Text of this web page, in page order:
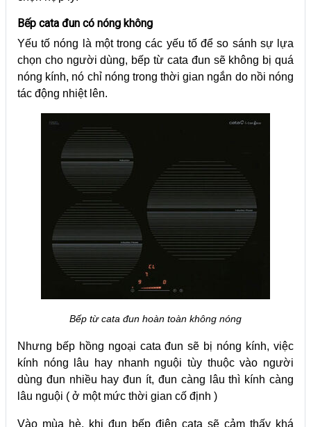
Bếp cata đun có nóng không
Yếu tố nóng là một trong các yếu tố để so sánh sự lựa
chọn cho người dùng, bếp từ cata đun sẽ không bị quá
nóng kính, nó chỉ nóng trong thời gian ngắn do nồi nóng
tác động nhiệt lên.
Bếp từ cata đun hoàn toàn không nóng
Nhưng bếp hồng ngoại cata đun sẽ bị nóng kính, việc
kính nóng lâu hay nhanh nguội tùy thuộc vào người
dùng đun nhiều hay đun ít, đun càng lâu thì kính càng
lâu nguội ( ở một mức thời gian cố định )
Vào mùa hè, khi đun bếp điện cata sẽ cảm thấy khá